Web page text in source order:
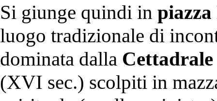
Si giunge quindi in
luogo tradizionale di
dominata dalla Cettadrale
(XVI sec.) scolpiti in